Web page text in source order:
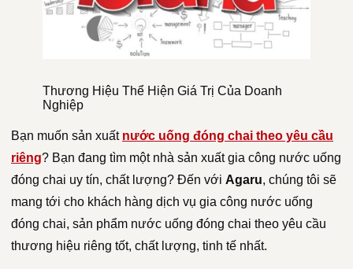
Thương Hiệu Thể Hiện Giá Trị Của Doanh
Nghiệp
Bạn muốn sản xuất nước uống đóng chai theo yêu cầu
riêng? Bạn đang tìm một nhà sản xuất gia công nước uống
đóng chai uy tín, chất lượng? Đến với Agaru, chúng tôi sẽ
mang tới cho khách hàng dịch vụ gia công nước uống
đóng chai, sản phẩm nước uống đóng chai theo yêu cầu
thương hiệu riêng tốt, chất lượng, tinh tế nhất.